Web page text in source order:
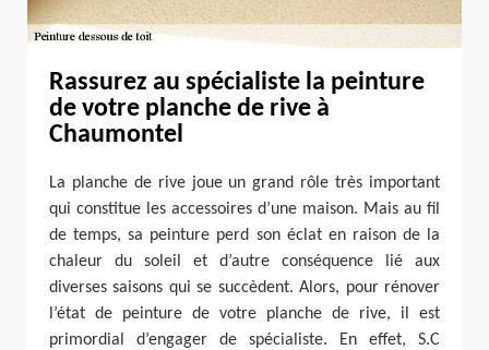
Rassurez au spécialiste la peinture
de votre planche de rive à
Chaumontel
La planche de rive joue un grand rôle très important
qui constitue les accessoires d’une maison. Mais au fil
de temps, sa peinture perd son éclat en raison de la
chaleur du soleil et d’autre conséquence lié aux
diverses saisons qui se succèdent. Alors, pour rénover
l’état de peinture de votre planche de rive, il est
primordial d’engager de spécialiste. En effet, S.C